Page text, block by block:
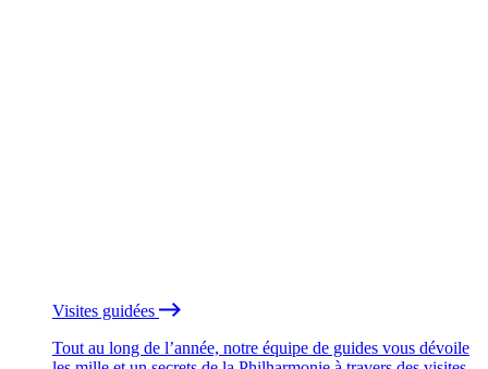
Visites guidées
Tout au long de l’année, notre équipe de guides vous dévoile